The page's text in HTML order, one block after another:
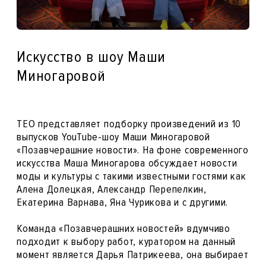
Искусство в шоу Маши
Миногаровой
ТЕО представляет подборку произведений из 10
выпусков YouTube-шоу Маши Миногаровой
«Позавчерашние новости». На фоне современного
искусства Маша Миногарова обсуждает новости
моды и культуры с такими известными гостями как
Алена Долецкая, Александр Перепелкин,
Екатерина Варнава, Яна Чурикова и с другими.
Команда «Позавчерашних новостей» вдумчиво
подходит к выбору работ, куратором на данный
момент является Дарья Патрикеева, она выбирает